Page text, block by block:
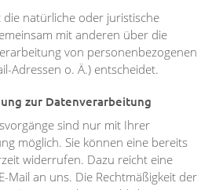
natürliche oder juristische
mit anderen über die
von personenbezogenen
Adressen o. Ä.) entscheidet.
zur Datenverarbeitung
sind nur mit Ihrer
möglich. Sie können eine bereits
widerrufen. Dazu reicht eine
Mail an uns. Die Rechtmäßigkeit der